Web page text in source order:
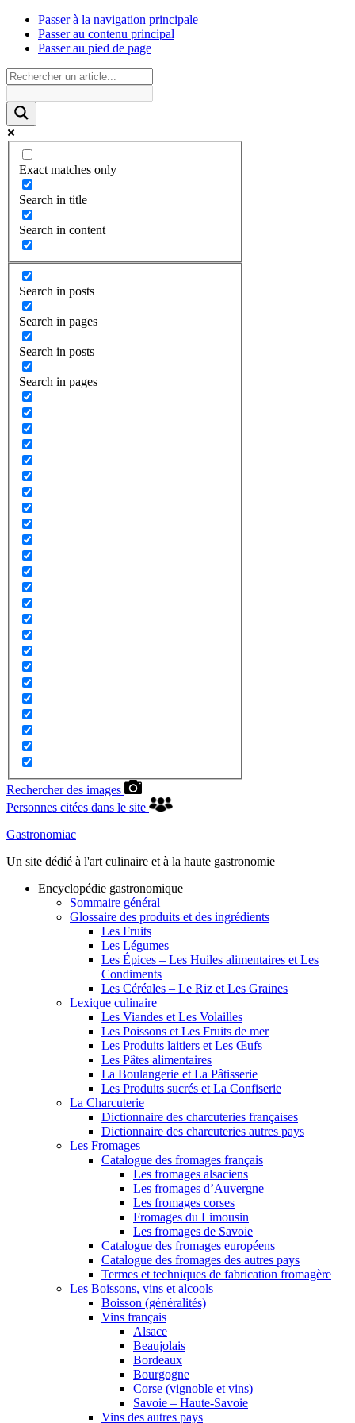
Passer à la navigation principale
Passer au contenu principal
Passer au pied de page
Exact matches only
Search in title
Search in content
Search in posts
Search in pages
Search in posts
Search in pages
Rechercher des images
Personnes citées dans le site
Gastronomiac
Un site dédié à l'art culinaire et à la haute gastronomie
Encyclopédie gastronomique
Sommaire général
Glossaire des produits et des ingrédients
Les Fruits
Les Légumes
Les Épices – Les Huiles alimentaires et Les
Condiments
Les Céréales – Le Riz et Les Graines
Lexique culinaire
Les Viandes et Les Volailles
Les Poissons et Les Fruits de mer
Les Produits laitiers et Les Œufs
Les Pâtes alimentaires
La Boulangerie et La Pâtisserie
Les Produits sucrés et La Confiserie
La Charcuterie
Dictionnaire des charcuteries françaises
Dictionnaire des charcuteries autres pays
Les Fromages
Catalogue des fromages français
Les fromages alsaciens
Les fromages d’Auvergne
Les fromages corses
Fromages du Limousin
Les fromages de Savoie
Catalogue des fromages européens
Catalogue des fromages des autres pays
Termes et techniques de fabrication fromagère
Les Boissons, vins et alcools
Boisson (généralités)
Vins français
Alsace
Beaujolais
Bordeaux
Bourgogne
Corse (vignoble et vins)
Savoie – Haute-Savoie
Vins des autres pays